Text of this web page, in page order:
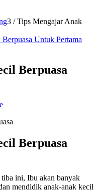
3 / Tips Mengajar Anak
Berpuasa
Berpuasa
tiba ini, Ibu akan banyak
mendidik anak-anak kecil